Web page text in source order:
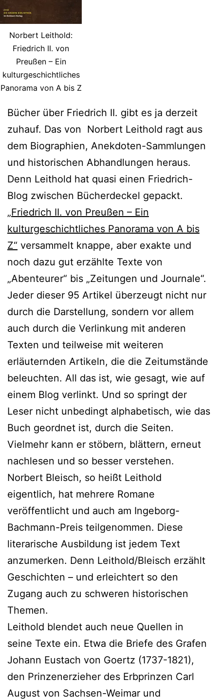
Norbert Leithold:
Friedrich II. von
Preußen – Ein
kulturgeschichtliches
Panorama von A bis Z
Bücher über Friedrich II. gibt es ja derzeit
zuhauf. Das von Norbert Leithold ragt aus
dem Biographien, Anekdoten-Sammlungen
und historischen Abhandlungen heraus.
Denn Leithold hat quasi einen Friedrich-
Blog zwischen Bücherdeckel gepackt.
„Friedrich II. von Preußen – Ein
kulturgeschichtliches Panorama von A bis
Z“ versammelt knappe, aber exakte und
noch dazu gut erzählte Texte von
„Abenteurer“ bis „Zeitungen und Journale“.
Jeder dieser 95 Artikel überzeugt nicht nur
durch die Darstellung, sondern vor allem
auch durch die Verlinkung mit anderen
Texten und teilweise mit weiteren
erläuternden Artikeln, die die Zeitumstände
beleuchten. All das ist, wie gesagt, wie auf
einem Blog verlinkt. Und so springt der
Leser nicht unbedingt alphabetisch, wie das
Buch geordnet ist, durch die Seiten.
Vielmehr kann er stöbern, blättern, erneut
nachlesen und so besser verstehen.
Norbert Bleisch, so heißt Leithold
eigentlich, hat mehrere Romane
veröffentlicht und auch am Ingeborg-
Bachmann-Preis teilgenommen. Diese
literarische Ausbildung ist jedem Text
anzumerken. Denn Leithold/Bleisch erzählt
Geschichten – und erleichtert so den
Zugang auch zu schweren historischen
Themen.
Leithold blendet auch neue Quellen in
seine Texte ein. Etwa die Briefe des Grafen
Johann Eustach von Goertz (1737-1821),
den Prinzenerzieher des Erbprinzen Carl
August von Sachsen-Weimar und